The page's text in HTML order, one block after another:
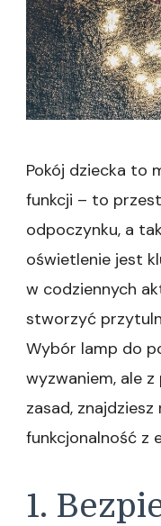
Pokój dziecka to
funkcji – to
odpoczynku, a
oświetlenie jest
w codziennych
stworzyć
Wybór lamp do
wyzwaniem, ale
zasad,
funkcjonalność z
1.